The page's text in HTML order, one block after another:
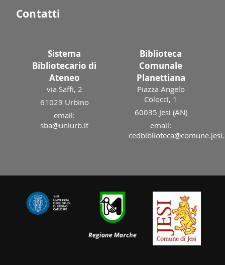
Contatti
Sistema
Bibliotecario di
Ateneo
via Saffi, 2
61029 Urbino
email:
sba@uniurb.it
Biblioteca
Comunale
Planettiana
Piazza Angelo
Colocci, 1
60035 Jesi (AN)
email: